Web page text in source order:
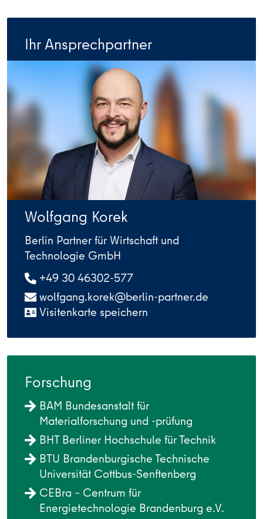
Ihr Ansprechpartner
Wolfgang Korek
Berlin Partner für Wirtschaft und
Technologie GmbH
+49 30 46302-577
wolfgang.korek@berlin-partner.de
Visitenkarte speichern
Forschung
BAM Bundesanstalt für
Materialforschung und -prüfung
BHT Berliner Hochschule für Technik
BTU Brandenburgische Technische
Universität Cottbus-Senftenberg
CEBra – Centrum für
Energietechnologie Brandenburg e.V.